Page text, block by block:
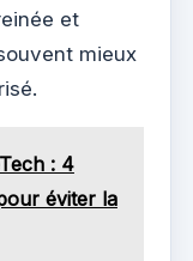
et
mieux
: 4
éviter la